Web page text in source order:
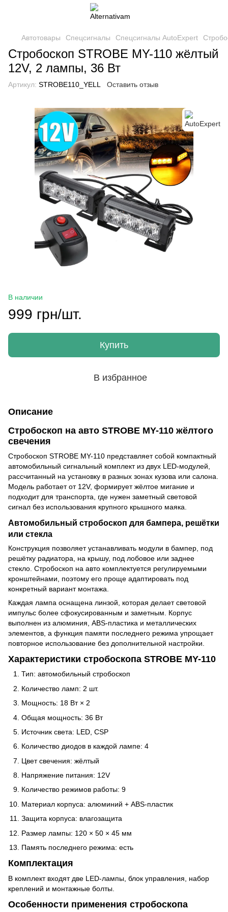
Автотовары Спецсигналы Спецсигналы AutoExpert
Стробоскоп STROBE MY-110 жёлтый
12V, 2 лампы, 36 Вт
Артикул: STROBE110_YELL Оставить отзыв
В наличии
999 грн/шт.
Купить
В избранное
Описание
Стробоскоп на авто STROBE MY-110 жёлтого
свечения
Стробоскоп STROBE MY-110 представляет собой компактный
автомобильный сигнальный комплект из двух LED-модулей,
рассчитанный на установку в разных зонах кузова или салона.
Модель работает от 12V, формирует жёлтое мигание и
подходит для транспорта, где нужен заметный световой
сигнал без использования крупного крышного маяка.
Автомобильный стробоскоп для бампера, решётки
или стекла
Конструкция позволяет устанавливать модули в бампер, под
решётку радиатора, на крышу, под лобовое или заднее
стекло. Стробоскоп на авто комплектуется регулируемыми
кронштейнами, поэтому его проще адаптировать под
конкретный вариант монтажа.
Каждая лампа оснащена линзой, которая делает световой
импульс более сфокусированным и заметным. Корпус
выполнен из алюминия, ABS-пластика и металлических
элементов, а функция памяти последнего режима упрощает
повторное использование без дополнительной настройки.
Характеристики стробоскопа STROBE MY-110
Тип: автомобильный стробоскоп
Количество ламп: 2 шт.
Мощность: 18 Вт × 2
Общая мощность: 36 Вт
Источник света: LED, CSP
Количество диодов в каждой лампе: 4
Цвет свечения: жёлтый
Напряжение питания: 12V
Количество режимов работы: 9
Материал корпуса: алюминий + ABS-пластик
Защита корпуса: влагозащита
Размер лампы: 120 × 50 × 45 мм
Память последнего режима: есть
Комплектация
В комплект входят две LED-лампы, блок управления, набор
креплений и монтажные болты.
Особенности применения стробоскопа